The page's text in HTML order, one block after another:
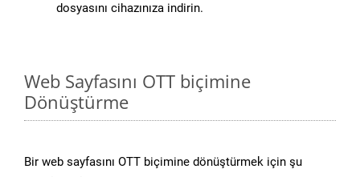
dosyasını cihazınıza indirin.
Web Sayfasını OTT biçimine
Dönüştürme
Bir web sayfasını OTT biçimine dönüştürmek için şu